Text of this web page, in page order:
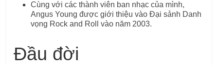
Cùng với các thành viên ban nhạc của mình,
Angus Young được giới thiệu vào Đại sảnh Danh
vọng Rock and Roll vào năm 2003.
Đầu đời